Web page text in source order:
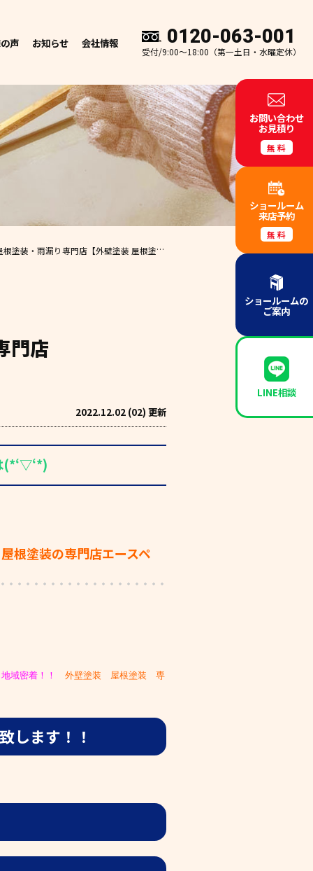
声 お知らせ 会社情報 0120-063-001
受付/9:00～18:00（第一土日・水曜定休）
塗装・雨漏り専門店 【外壁塗装 屋根塗装 和歌山市 エースペイント】 ✨
門店
2022.12.02 (02) 更新
(*‘▽‘*)
根塗装の専門店エースペ
地域密着！！ 外壁塗装 屋根塗装 専
します！！
お問い合わせ
お見積り
無料
ショールーム
来店予約
無料
ショールームの
ご案内
LINE相談